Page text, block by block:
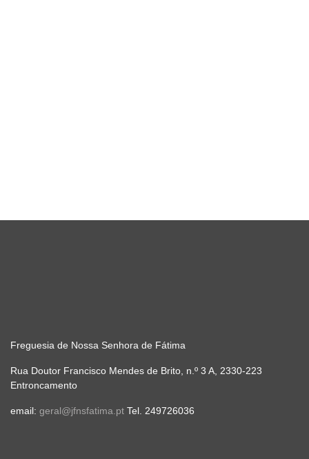
Freguesia de Nossa Senhora de Fátima
Rua Doutor Francisco Mendes de Brito, n.º 3 A, 2330-223
Entroncamento
email: geral@jfnsfatima.pt Tel. 249726036